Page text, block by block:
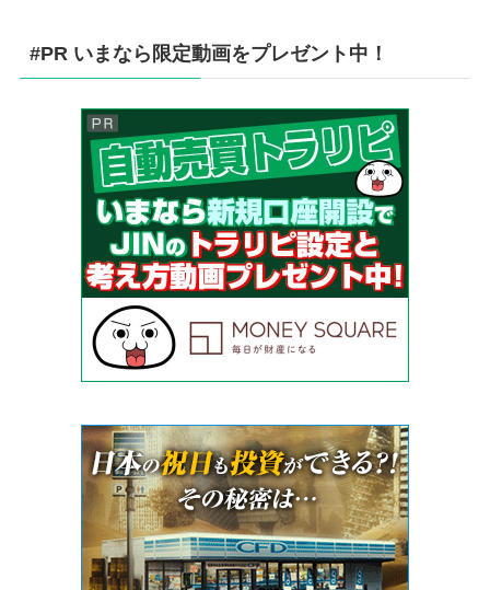
#PR いまなら限定動画をプレゼント中！